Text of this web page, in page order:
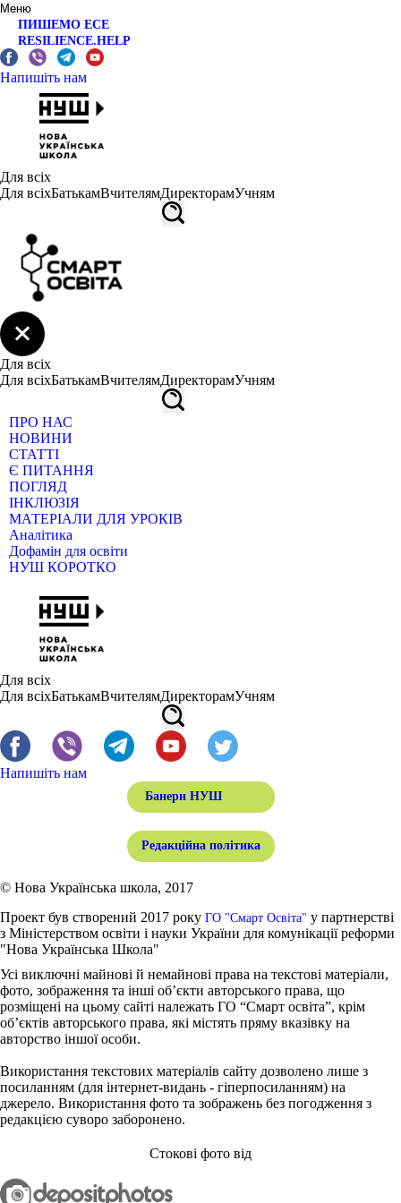
Меню
ПИШЕМО ЕСЕ
RESILIENCE.HELP
Напишіть нам
Для всіх
Для всіхБатькамВчителямДиректорамУчням
Для всіх
Для всіхБатькамВчителямДиректорамУчням
ПРО НАС
НОВИНИ
СТАТТІ
Є ПИТАННЯ
ПОГЛЯД
ІНКЛЮЗІЯ
МАТЕРІАЛИ ДЛЯ УРОКІВ
Аналітика
Дофамін для освіти
НУШ КОРОТКО
Для всіх
Для всіхБатькамВчителямДиректорамУчням
Напишіть нам
Банери НУШ
Редакційна політика
© Нова Українська школа, 2017
Проект був створений 2017 року ГО "Смарт Освіта" у партнерстві
з Міністерством освіти і науки України для комунікації реформи
"Нова Українська Школа"
Усі виключні майнові й немайнові права на текстові матеріали,
фото, зображення та інші об’єкти авторського права, що
розміщені на цьому сайті належать ГО “Смарт освіта”, крім
об’єктів авторського права, які містять пряму вказівку на
авторство іншої особи.
Використання текстових матеріалів сайту дозволено лише з
посиланням (для інтернет-видань - гіперпосиланням) на
джерело. Використання фото та зображень без погодження з
редакцією суворо заборонено.
Стокові фото від